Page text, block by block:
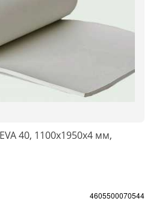
40, 1100x1950x4 мм,
4605500070544